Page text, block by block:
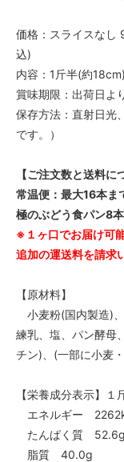
価格：スライスなし
込)
内容：1斤半(約18cm)
賞味期限：出荷日よ
保存方法：直射日光
です。）
【ご注文数と送料に
常温便：最大16本
極のぶどう食パン8本
※１ヶ口でお届け可
追加の運送料を請求
【原材料】
小麦粉(国内製造)、
練乳、塩、パン酵母
チン)、(一部に小麦
【栄養成分表示】１
エネルギー
たんぱく質 52.6g
脂質 40.0g